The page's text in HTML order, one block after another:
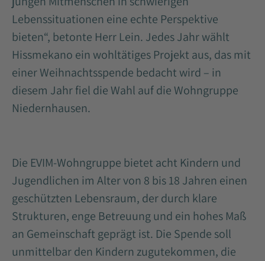
Lebenssituationen eine echte Perspektive
bieten“, betonte Herr Lein. Jedes Jahr wählt
Hissmekano ein wohltätiges Projekt aus, das mit
einer Weihnachtsspende bedacht wird – in
diesem Jahr fiel die Wahl auf die Wohngruppe
Niedernhausen.
Die EVIM-Wohngruppe bietet acht Kindern und
Jugendlichen im Alter von 8 bis 18 Jahren einen
geschützten Lebensraum, der durch klare
Strukturen, enge Betreuung und ein hohes Maß
an Gemeinschaft geprägt ist. Die Spende soll
unmittelbar den Kindern zugutekommen, die